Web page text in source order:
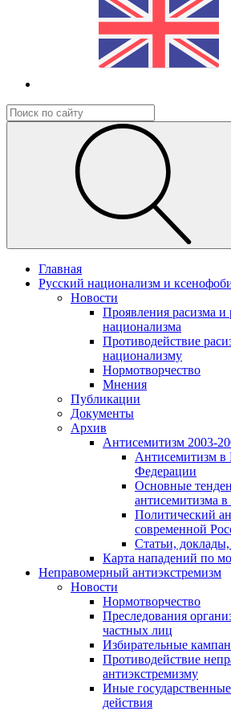
Главная
Русский национализм и
Новости
Проявления расизма и
национализма
Противодействие
национализму
Нормотворчество
Мнения
Публикации
Документы
Архив
Антисемитизм 2003-
Антисемитизм в
Федерации
Основные
антисемитизма
Политический
современной
Статьи,
Карта нападений по
Неправомерный антиэкстремизм
Новости
Нормотворчество
Преследования
частных лиц
Избирательные
Противодействие
антиэкстремизму
Иные
действия